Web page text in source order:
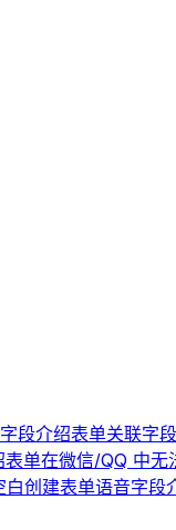
段介绍表单关联字段
表单在微信/QQ 中无
白创建表单语音字段